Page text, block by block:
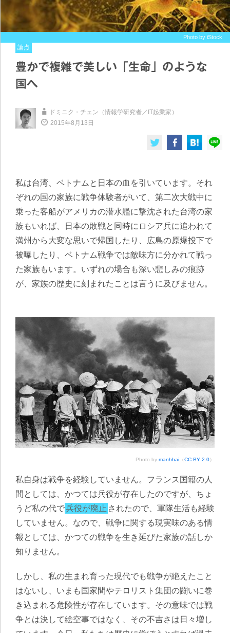
Photo by iStock
論点
豊かで複雑で美しい「生命」のような
国へ
ドミニク・チェン（情報学研究者／IT起業家）
2015年8月13日
私は台湾、ベトナムと日本の血を引いています。それ
ぞれの国の家族に戦争体験者がいて、第二次大戦中に
乗った客船がアメリカの潜水艦に撃沈された台湾の家
族もいれば、日本の敗戦と同時にロシア兵に追われて
満州から大変な思いで帰国したり、広島の原爆投下で
被曝したり、ベトナム戦争では敵味方に分かれて戦っ
た家族もいます。いずれの場合も深い悲しみの痕跡
が、家族の歴史に刻まれたことは言うに及びません。
Photo by manhhai （CC BY 2.0）
私自身は戦争を経験していません。フランス国籍の人
間としては、かつては兵役が存在したのですが、ちょ
うど私の代で兵役が廃止 されたので、軍隊生活も経験
していません。なので、戦争に関する現実味のある情
報としては、かつての戦争を生き延びた家族の話しか
知りません。
しかし、私の生まれ育った現代でも戦争が絶えたこと
はないし、いまも国家間やテロリスト集団の闘いに巻
き込まれる危険性が存在しています。その意味では戦
争とは決して絵空事ではなく、その不吉さは日々増し